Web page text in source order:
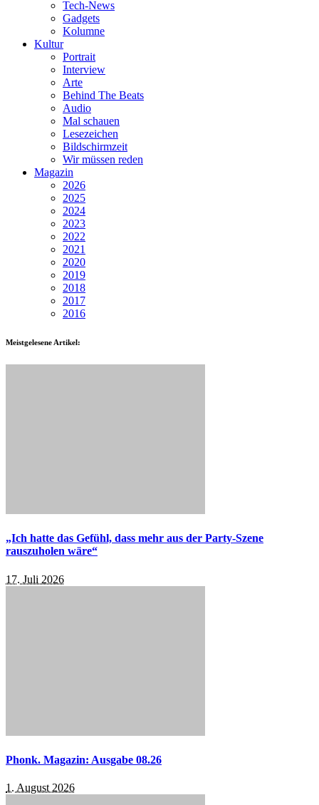
Tech-News
Gadgets
Kolumne
Kultur
Portrait
Interview
Arte
Behind The Beats
Audio
Mal schauen
Lesezeichen
Bildschirmzeit
Wir müssen reden
Magazin
2026
2025
2024
2023
2022
2021
2020
2019
2018
2017
2016
Meistgelesene Artikel:
„Ich hatte das Gefühl, dass mehr aus der Party-Szene
rauszuholen wäre“
17. Juli 2026
Phonk. Magazin: Ausgabe 08.26
1. August 2026